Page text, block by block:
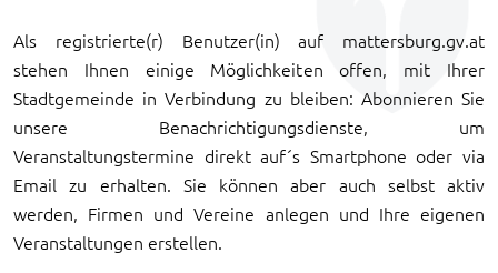
Als registrierte(r) Benutzer(in) auf mattersburg.gv.at
stehen Ihnen einige Möglichkeiten offen, mit Ihrer
Stadtgemeinde in Verbindung zu bleiben: Abonnieren Sie
unsere Benachrichtigungsdienste, um
Veranstaltungstermine direkt auf´s Smartphone oder via
Email zu erhalten. Sie können aber auch selbst aktiv
werden, Firmen und Vereine anlegen und Ihre eigenen
Veranstaltungen erstellen.